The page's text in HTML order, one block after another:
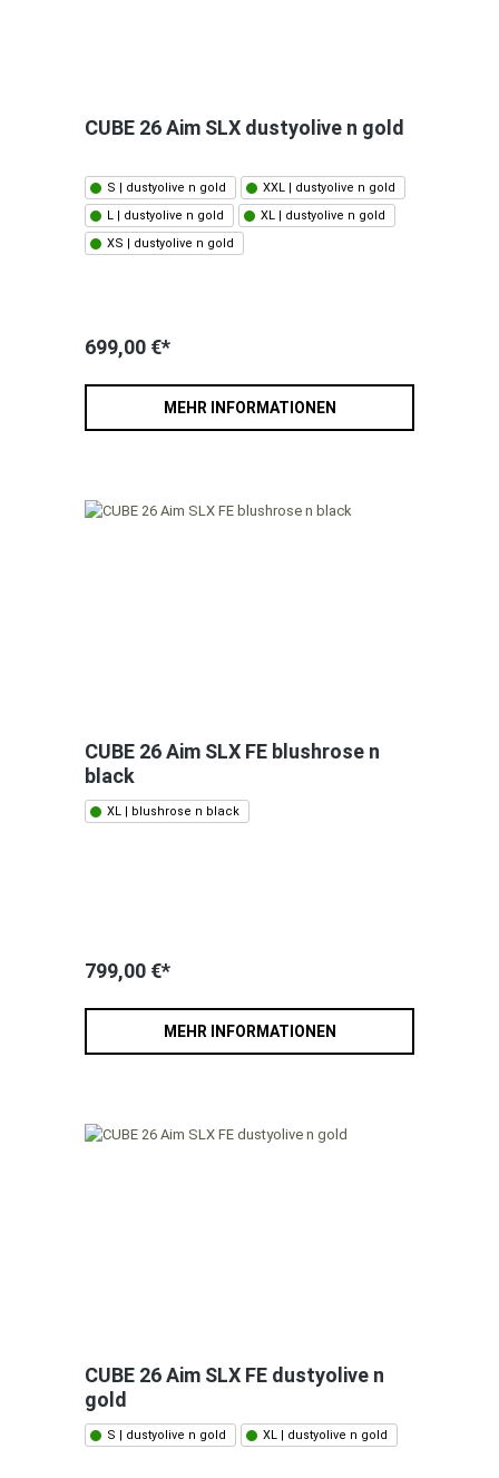
CUBE 26 Aim SLX dustyolive n gold
S | dustyolive n gold
XXL | dustyolive n gold
L | dustyolive n gold
XL | dustyolive n gold
XS | dustyolive n gold
699,00 €*
MEHR INFORMATIONEN
CUBE 26 Aim SLX FE blushrose n
black
XL | blushrose n black
799,00 €*
MEHR INFORMATIONEN
CUBE 26 Aim SLX FE dustyolive n
gold
S | dustyolive n gold XL | dustyolive n gold